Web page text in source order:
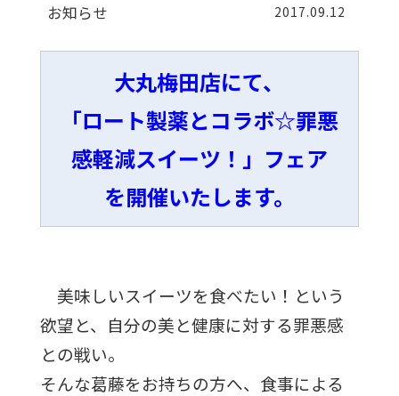
2017.09.12
お知らせ
大丸梅田店にて、
「ロート製薬とコラボ☆罪悪
感軽減スイーツ！」フェア
を開催いたします。
美味しいスイーツを食べたい！という
欲望と、自分の美と健康に対する罪悪感
との戦い。
そんな葛藤をお持ちの方へ、食事による